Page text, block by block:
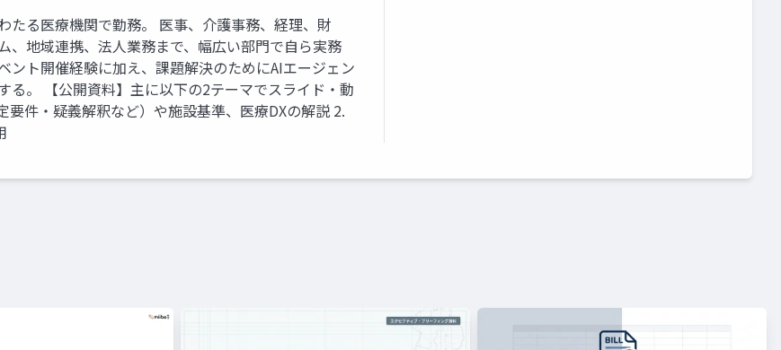
たる医療機関で勤務。 医事、介護事務、経理、財
、地域連携、法人業務まで、幅広い部門で自ら実務
ント開催経験に加え、課題解決のためにAIエージェン
る。 【公開資料】主に以下の2テーマでスライド・動
件・疑義解釈など）や施設基準、医療DXの解説 2.